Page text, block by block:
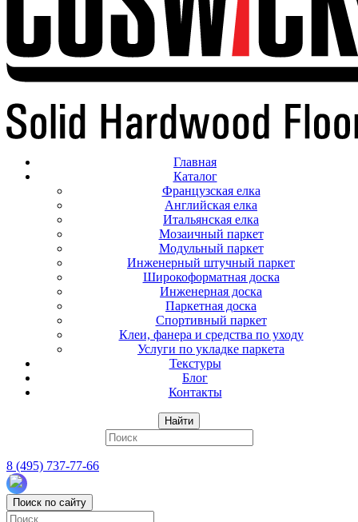
Главная
Каталог
Французская елка
Английская елка
Итальянская елка
Мозаичный паркет
Модульный паркет
Инженерный штучный паркет
Широкоформатная доска
Инженерная доска
Паркетная доска
Спортивный паркет
Клеи, фанера и средства по уходу
Услуги по укладке паркета
Текстуры
Блог
Контакты
Найти
8 (495) 737-77-66
Поиск по сайту